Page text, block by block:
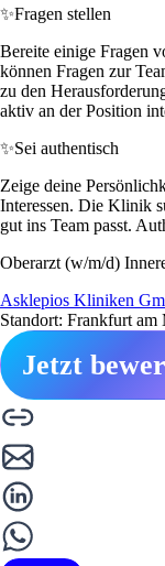
✨Fragen stellen
Bereite einige Fragen
können Fragen zur
zu den
aktiv an der Position
✨Sei authentisch
Zeige deine
Interessen. Die Klinik
gut ins Team passt.
Oberarzt (w/m/d)
Asklepios Kliniken
Standort: Frankfurt am
Jetzt